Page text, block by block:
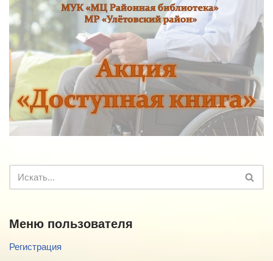
Меню пользователя
Регистрация